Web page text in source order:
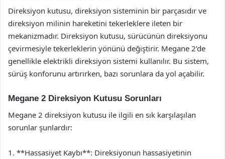
Direksiyon kutusu, direksiyon sisteminin bir parçasıdır ve
direksiyon milinin hareketini tekerleklere ileten bir
mekanizmadır. Direksiyon kutusu, sürücünün direksiyonu
çevirmesiyle tekerleklerin yönünü değiştirir. Megane 2’de
genellikle elektrikli direksiyon sistemi kullanılır. Bu sistem,
sürüş konforunu artırırken, bazı sorunlara da yol açabilir.
Megane 2 Direksiyon Kutusu Sorunları
Megane 2 direksiyon kutusu ile ilgili en sık karşılaşılan
sorunlar şunlardır:
1. **Hassasiyet Kaybı**: Direksiyonun hassasiyetinin